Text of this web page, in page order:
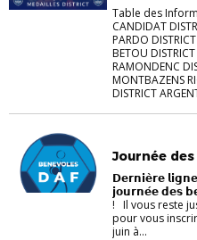
Table des
CANDIDAT
PARDO
BETOU
RAMONDENC
MONTBAZENS
DISTRICT
Journée
𝗗𝗲𝗿𝗻𝗶𝗲̀𝗿𝗲
𝗷𝗼𝘂𝗿𝗻𝗲́𝗲 𝗱𝗲𝘀
! Il vous reste
pour vous
juin à...